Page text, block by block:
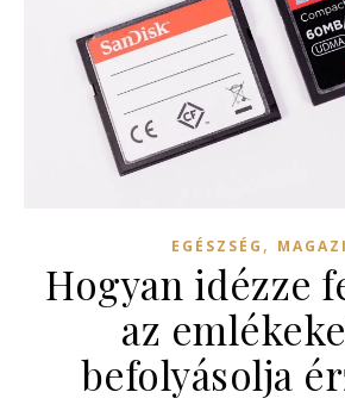
EGÉSZSÉG ,
Hogyan idézze
az
befolyásolja